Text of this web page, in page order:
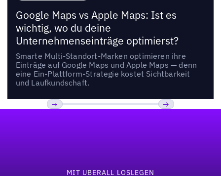
Google Maps vs Apple Maps: Ist es
wichtig, wo du deine
Unternehmenseinträge optimierst?
Smarte Multi-Standort-Marken optimieren ihre
Einträge auf Google Maps und Apple Maps — denn
eine Ein-Plattform-Strategie kostet Sichtbarkeit
und Laufkundschaft.
MIT UBERALL LOSLEGEN